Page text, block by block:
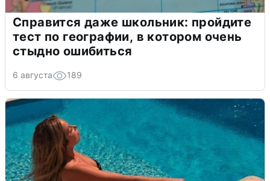
Справится даже школьник: пройдите
тест по географии, в котором очень
стыдно ошибиться
6 августа 189